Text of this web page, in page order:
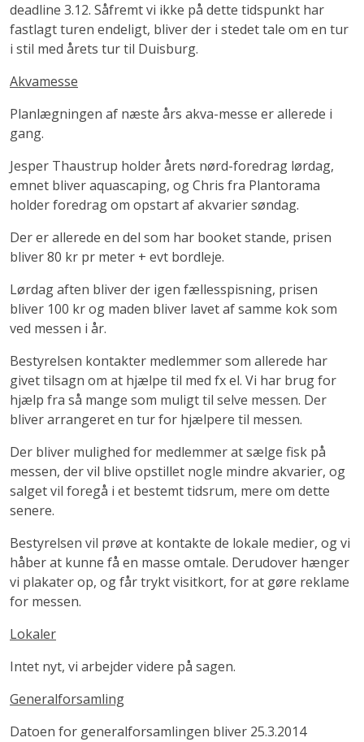
deadline 3.12. Såfremt vi ikke på dette tidspunkt har
fastlagt turen endeligt, bliver der i stedet tale om en tur
i stil med årets tur til Duisburg.
Akvamesse
Planlægningen af næste års akva-messe er allerede i
gang.
Jesper Thaustrup holder årets nørd-foredrag lørdag,
emnet bliver aquascaping, og Chris fra Plantorama
holder foredrag om opstart af akvarier søndag.
Der er allerede en del som har booket stande, prisen
bliver 80 kr pr meter + evt bordleje.
Lørdag aften bliver der igen fællesspisning, prisen
bliver 100 kr og maden bliver lavet af samme kok som
ved messen i år.
Bestyrelsen kontakter medlemmer som allerede har
givet tilsagn om at hjælpe til med fx el. Vi har brug for
hjælp fra så mange som muligt til selve messen. Der
bliver arrangeret en tur for hjælpere til messen.
Der bliver mulighed for medlemmer at sælge fisk på
messen, der vil blive opstillet nogle mindre akvarier, og
salget vil foregå i et bestemt tidsrum, mere om dette
senere.
Bestyrelsen vil prøve at kontakte de lokale medier, og vi
håber at kunne få en masse omtale. Derudover hænger
vi plakater op, og får trykt visitkort, for at gøre reklame
for messen.
Lokaler
Intet nyt, vi arbejder videre på sagen.
Generalforsamling
Datoen for generalforsamlingen bliver 25.3.2014